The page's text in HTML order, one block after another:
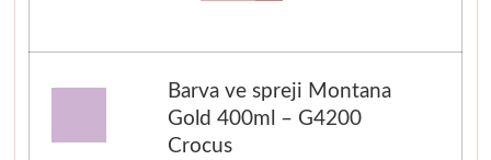
Barva ve spreji Montana
Gold 400ml – G4200
Crocus